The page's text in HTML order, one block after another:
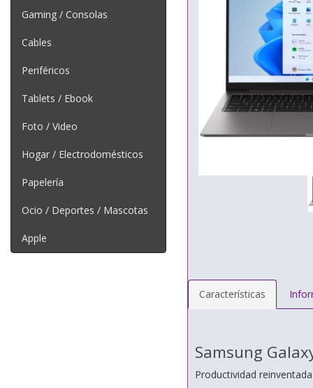
Gaming / Consolas
Cables
Periféricos
Tablets / Ebook
Foto / Video
Hogar / Electrodomésticos
Papelería
Ocio / Deportes / Mascotas
Apple
Características
Samsung
Productividad